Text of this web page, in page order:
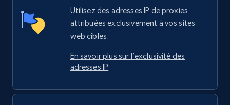
Utilisez des adresses IP de proxies
attribuées exclusivement à vos sites
web cibles.
En savoir plus sur l’exclusivité des
adresses IP